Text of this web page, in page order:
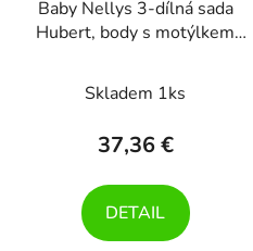
Baby Nellys 3-dílná sada
Hubert, body s motýlkem
šedý
Skladem 1ks
37,36 €
DETAIL